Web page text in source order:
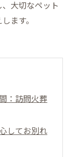
大切なペット
ます。
：訪問火葬
してお別れ